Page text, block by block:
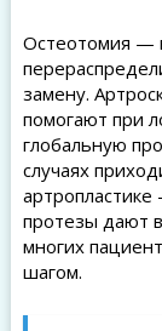
Остеотомия —
замену.
помогают при
глобальную
случаях
протезы дают
многих
шагом.